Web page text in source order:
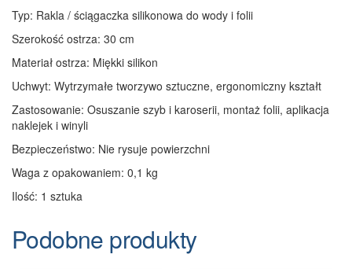
Typ: Rakla / ściągaczka silikonowa do wody i folii
Szerokość ostrza: 30 cm
Materiał ostrza: Miękki silikon
Uchwyt: Wytrzymałe tworzywo sztuczne, ergonomiczny kształt
Zastosowanie: Osuszanie szyb i karoserii, montaż folii, aplikacja
naklejek i winyli
Bezpieczeństwo: Nie rysuje powierzchni
Waga z opakowaniem: 0,1 kg
Ilość: 1 sztuka
Podobne produkty